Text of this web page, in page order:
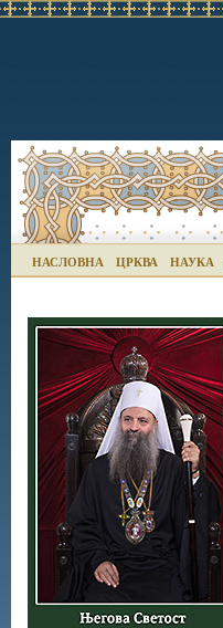
НАСЛОВНА ЦРКВА НАУКА